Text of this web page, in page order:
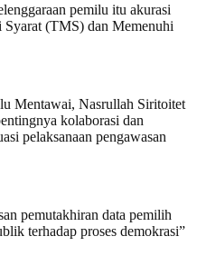
pemilu itu akurasi
(TMS) dan Memenuhi
Mentawai, Nasrullah Siritoitet
kolaborasi dan
pelaksanaan pengawasan
pemutakhiran data pemilih
terhadap proses demokrasi”